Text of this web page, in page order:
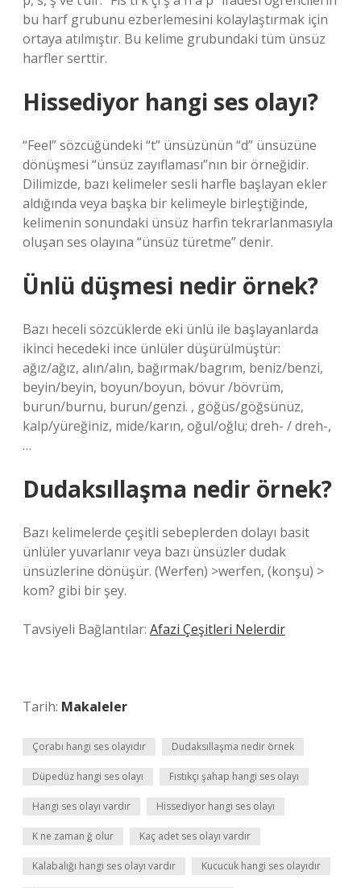
bu harf grubunu ezberlemesini kolaylaştırmak için
ortaya atılmıştır. Bu kelime grubundaki tüm ünsüz
harfler serttir.
Hissediyor hangi ses olayı?
“Feel” sözcüğündeki “t” ünsüzünün “d” ünsüzüne
dönüşmesi “ünsüz zayıflaması”nın bir örneğidir.
Dilimizde, bazı kelimeler sesli harfle başlayan ekler
aldığında veya başka bir kelimeyle birleştiğinde,
kelimenin sonundaki ünsüz harfin tekrarlanmasıyla
oluşan ses olayına “ünsüz türetme” denir.
Ünlü düşmesi nedir örnek?
Bazı heceli sözcüklerde eki ünlü ile başlayanlarda
ikinci hecedeki ince ünlüler düşürülmüştür:
ağız/ağız, alın/alın, bağırmak/bagrım, beniz/benzi,
beyin/beyin, boyun/boyun, bövur /bövrüm,
burun/burnu, burun/genzi. , göğüs/göğsünüz,
kalp/yüreğiniz, mide/karın, oğul/oğlu; dreh- / dreh-,
…
Dudaksıllaşma nedir örnek?
Bazı kelimelerde çeşitli sebeplerden dolayı basit
ünlüler yuvarlanır veya bazı ünsüzler dudak
ünsüzlerine dönüşür. (Werfen) >werfen, (konşu) >
kom? gibi bir şey.
Tavsiyeli Bağlantılar: Afazi Çeşitleri Nelerdir
Tarih: Makaleler
Çorabı hangi ses olayıdır Dudaksıllaşma nedir örnek
Düpedüz hangi ses olayı Fıstıkçı şahap hangi ses olayı
Hangi ses olayı vardır Hissediyor hangi ses olayı
K ne zaman ğ olur Kaç adet ses olayı vardır
Kalabalığı hangi ses olayı vardır Kucucuk hangi ses olayıdır